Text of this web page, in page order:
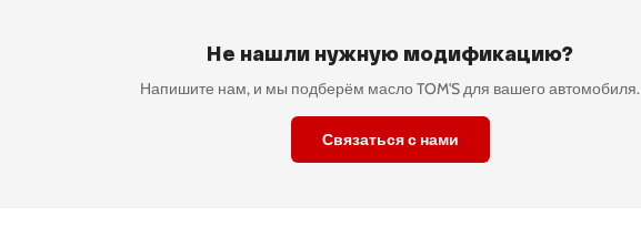
Не нашли нужную модификацию?
Напишите нам, и мы подберём масло TOM'S для вашего автомобиля.
Связаться с нами